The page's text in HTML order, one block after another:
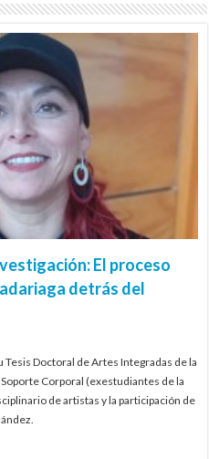
El proceso
detrás del
Doctoral de Artes Integradas de la
Corporal (exestudiantes de la
de artistas y la participación de